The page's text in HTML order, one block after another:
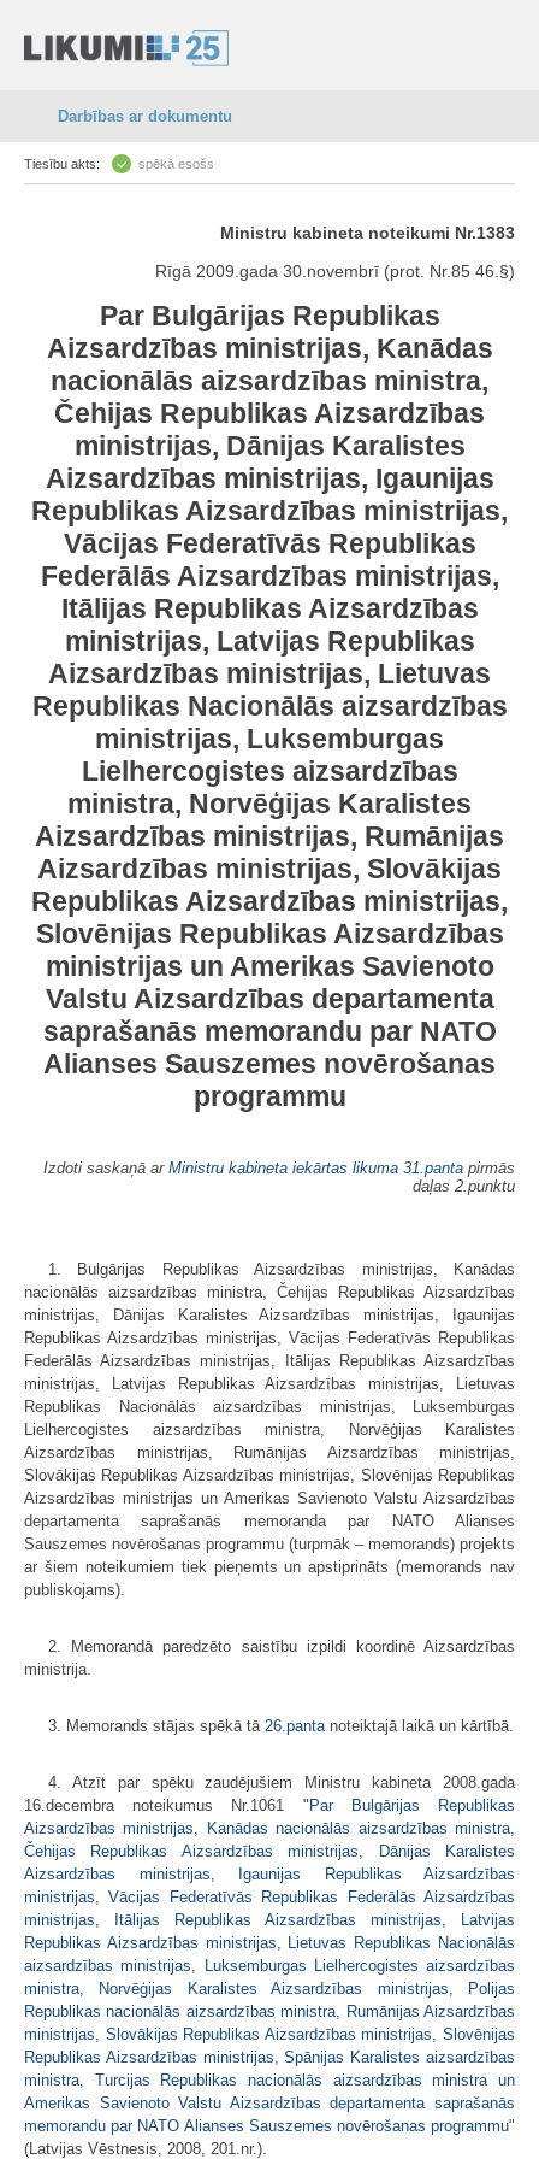
Darbības ar dokumentu
Tiesību akts: spēkā esošs
Ministru kabineta noteikumi Nr.1383
Rīgā 2009.gada 30.novembrī (prot. Nr.85 46.§)
Par Bulgārijas Republikas
Aizsardzības ministrijas, Kanādas
nacionālās aizsardzības ministra,
Čehijas Republikas Aizsardzības
ministrijas, Dānijas Karalistes
Aizsardzības ministrijas, Igaunijas
Republikas Aizsardzības ministrijas,
Vācijas Federatīvās Republikas
Federālās Aizsardzības ministrijas,
Itālijas Republikas Aizsardzības
ministrijas, Latvijas Republikas
Aizsardzības ministrijas, Lietuvas
Republikas Nacionālās aizsardzības
ministrijas, Luksemburgas
Lielhercogistes aizsardzības
ministra, Norvēģijas Karalistes
Aizsardzības ministrijas, Rumānijas
Aizsardzības ministrijas, Slovākijas
Republikas Aizsardzības ministrijas,
Slovēnijas Republikas Aizsardzības
ministrijas un Amerikas Savienoto
Valstu Aizsardzības departamenta
saprašanās memorandu par NATO
Alianses Sauszemes novērošanas
programmu
Izdoti saskaņā ar Ministru kabineta iekārtas likuma 31.panta pirmās
daļas 2.punktu
1. Bulgārijas Republikas Aizsardzības ministrijas, Kanādas
nacionālās aizsardzības ministra, Čehijas Republikas Aizsardzības
ministrijas, Dānijas Karalistes Aizsardzības ministrijas, Igaunijas
Republikas Aizsardzības ministrijas, Vācijas Federatīvās Republikas
Federālās Aizsardzības ministrijas, Itālijas Republikas Aizsardzības
ministrijas, Latvijas Republikas Aizsardzības ministrijas, Lietuvas
Republikas Nacionālās aizsardzības ministrijas, Luksemburgas
Lielhercogistes aizsardzības ministra, Norvēģijas Karalistes
Aizsardzības ministrijas, Rumānijas Aizsardzības ministrijas,
Slovākijas Republikas Aizsardzības ministrijas, Slovēnijas Republikas
Aizsardzības ministrijas un Amerikas Savienoto Valstu Aizsardzības
departamenta saprašanās memoranda par NATO Alianses
Sauszemes novērošanas programmu (turpmāk – memorands) projekts
ar šiem noteikumiem tiek pieņemts un apstiprināts (memorands nav
publiskojams).
2. Memorandā paredzēto saistību izpildi koordinē Aizsardzības
ministrija.
3. Memorands stājas spēkā tā 26.panta noteiktajā laikā un kārtībā.
4. Atzīt par spēku zaudējušiem Ministru kabineta 2008.gada
16.decembra noteikumus Nr.1061 "Par Bulgārijas Republikas
Aizsardzības ministrijas, Kanādas nacionālās aizsardzības ministra,
Čehijas Republikas Aizsardzības ministrijas, Dānijas Karalistes
Aizsardzības ministrijas, Igaunijas Republikas Aizsardzības
ministrijas, Vācijas Federatīvās Republikas Federālās Aizsardzības
ministrijas, Itālijas Republikas Aizsardzības ministrijas, Latvijas
Republikas Aizsardzības ministrijas, Lietuvas Republikas Nacionālās
aizsardzības ministrijas, Luksemburgas Lielhercogistes aizsardzības
ministra, Norvēģijas Karalistes Aizsardzības ministrijas, Polijas
Republikas nacionālās aizsardzības ministra, Rumānijas Aizsardzības
ministrijas, Slovākijas Republikas Aizsardzības ministrijas, Slovēnijas
Republikas Aizsardzības ministrijas, Spānijas Karalistes aizsardzības
ministra, Turcijas Republikas nacionālās aizsardzības ministra un
Amerikas Savienoto Valstu Aizsardzības departamenta saprašanās
memorandu par NATO Alianses Sauszemes novērošanas programmu"
(Latvijas Vēstnesis, 2008, 201.nr.).